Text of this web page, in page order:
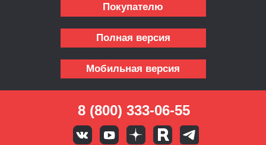
Покупателю
Полная версия
Мобильная версия
8 (800) 333-06-55